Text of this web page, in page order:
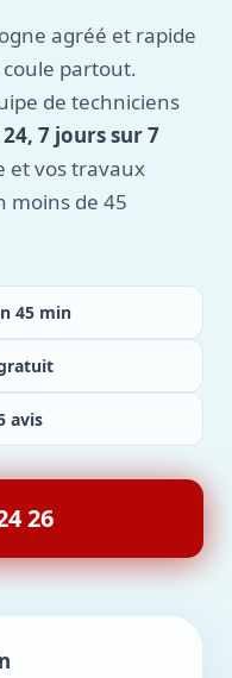
agréé et rapide
partout.
de techniciens
7 jours sur 7
et vos travaux
moins de 45
45 min
avis
26